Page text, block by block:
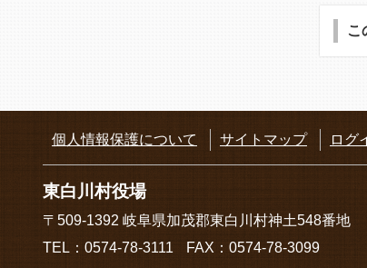
こ
個人情報保護について サイトマップ ログ
東白川村役場
〒509-1392 岐阜県加茂郡東白川村神土548番地
TEL： 0574-78-3111 FAX：0574-78-3099